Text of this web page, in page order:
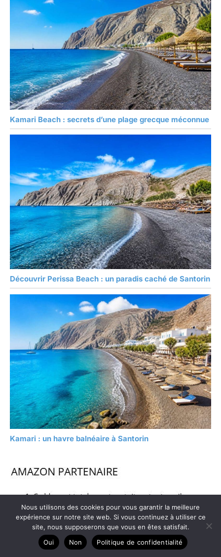
Kamari Beach : secrets d’une plage grecque méconnue
Découvrir Perissa Beach : un paradis caché de Santorin
Kamari : un havre balnéaire à Santorin
Nous utilisons des cookies pour vous garantir la meilleure
expérience sur notre site web. Si vous continuez à utiliser ce
site, nous supposerons que vous en êtes satisfait.
Oui
Non Politique de confidentialité